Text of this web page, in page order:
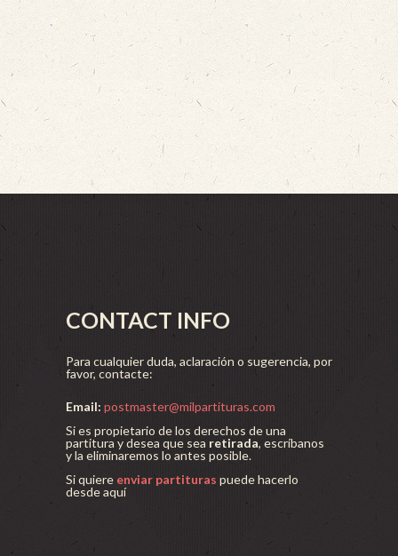
CONTACT INFO
Para cualquier duda, aclaración o sugerencia, por
favor, contacte:
Email: postmaster@milpartituras.com
Si es propietario de los derechos de una
partitura y desea que sea retirada, escríbanos
y la eliminaremos lo antes posible.
Si quiere enviar partituras puede hacerlo
desde aquí